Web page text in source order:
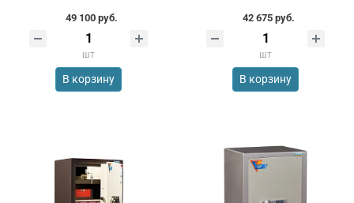
49 100 руб.
шт
В корзину
42 675 руб.
шт
В корзину